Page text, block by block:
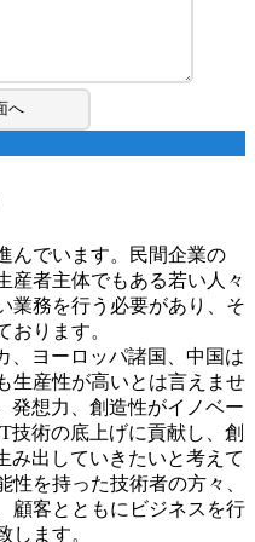
んでいます。民間企業の
産者主体でもある若い人々
業務を行う必要があり、そ
おります。
、ヨーロッパ諸国、中国は
生産性が高いとは言えませ
発想力、創造性がイノベー
技術の底上げに貢献し、創
み出していきたいと考えて
を持った技術者の方々、
顧客とともにビジネスを行
します。